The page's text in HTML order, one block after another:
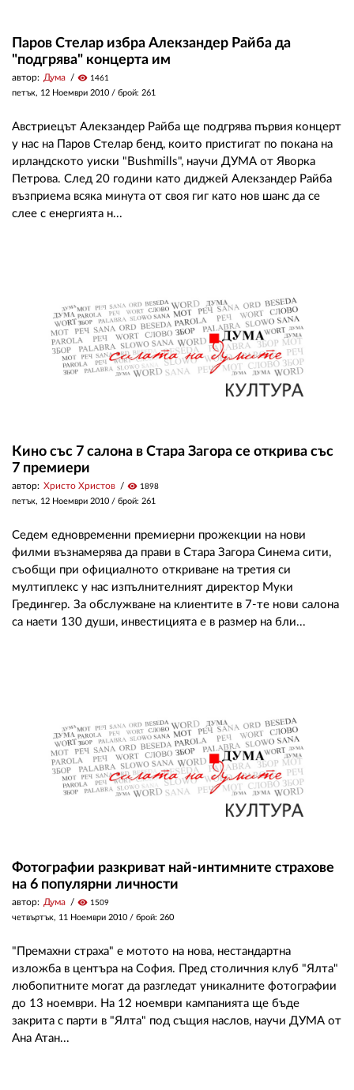
Паров Стелар избра Алекзандер Райба да
"подгрява" концерта им
автор: Дума visibility 1461
петък, 12 Ноември 2010 / брой: 261
Австриецът Алекзандер Райба ще подгрява първия концерт
у нас на Паров Стелар бенд, които пристигат по покана на
ирландското уиски "Bushmills", научи ДУМА от Яворка
Петрова. След 20 години като диджей Алекзандер Райба
възприема всяка минута от своя гиг като нов шанс да се
слее с енергията н...
Кино със 7 салона в Стара Загора се открива със
7 премиери
автор: Христо Христов visibility 1898
петък, 12 Ноември 2010 / брой: 261
Седем едновременни премиерни прожекции на нови
филми възнамерява да прави в Стара Загора Синема сити,
съобщи при официалното откриване на третия си
мултиплекс у нас изпълнителният директор Муки
Гредингер. За обслужване на клиентите в 7-те нови салона
са наети 130 души, инвестицията е в размер на бли...
Фотографии разкриват най-интимните страхове
на 6 популярни личности
автор: Дума visibility 1509
четвъртък, 11 Ноември 2010 / брой: 260
"Премахни страха" е мотото на нова, нестандартна
изложба в центъра на София. Пред столичния клуб "Ялта"
любопитните могат да разгледат уникалните фотографии
до 13 ноември. На 12 ноември кампанията ще бъде
закрита с парти в "Ялта" под същия наслов, научи ДУМА от
Ана Атан...
АБОНАМЕНТ
УСЛОВИЯ ЗА ПОЛЗВАНЕ
ПОЛИТИКА ЗА БИСКВИТКИТЕ
ПОЛИТИКАТА ЗА
ПОВЕРИТЕЛНОСТ